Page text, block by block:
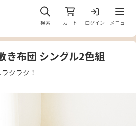
検索 カート ログイン
メニ
メニュー
き布団 シングル2色組
クラク！